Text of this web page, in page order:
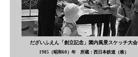
だざいふえん「創立記念」園内風景スケッチ大会
1985（昭和60）年 所蔵：西日本鉄道（株）